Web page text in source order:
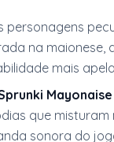
personagens
na maionese,
mais
Mayonaise
que
sonora do